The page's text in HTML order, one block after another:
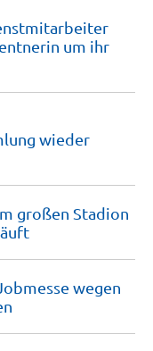
um ihr
wieder
großen Stadion
wegen